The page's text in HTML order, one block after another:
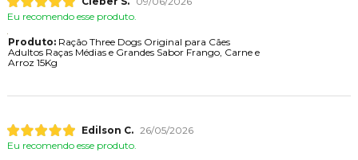
Eu recomendo esse produto.
Produto:Ração Three Dogs Original para Cães
Adultos Raças Médias e Grandes Sabor Frango, Carne e
Arroz 15Kg
Edilson C. 26/05/2026
Eu recomendo esse produto.